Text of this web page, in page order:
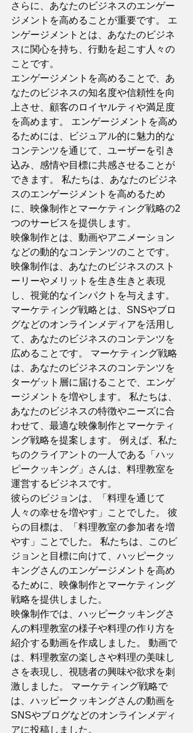
さらに、あなたのビジネスのエンゲー
ジメントを高めることが重要です。 エ
ンゲージメントとは、あなたのビジネ
スに関心を持ち、行動を起こす人々の
ことです。
エンゲージメントを高めることで、あ
なたのビジネスの知名度や信頼性を向
上させ、顧客のロイヤルティや満足度
を高めます。 エンゲージメントを高め
るためには、ビジュアル的に魅力的な
コンテンツを通じて、ユーザーを引き
込み、感情や目標に共感させることが
できます。 私たちは、あなたのビジネ
スのエンゲージメントを高めるため
に、映像制作とマーケティング戦略の2
つのサービスを提供します。
映像制作とは、動画やアニメーション
などの動的なコンテンツのことです。
映像制作は、あなたのビジネスのスト
ーリーやメリットを生き生きと表現
し、視覚的なインパクトを与えます。
マーケティング戦略とは、SNSやブロ
グなどのオンラインメディアを活用し
て、あなたのビジネスのコンテンツを
広めることです。 マーケティング戦略
は、あなたのビジネスのコンテンツを
ターゲット層に届けることで、エンゲ
ージメントを増やします。 私たちは、
あなたのビジネスの特徴やニーズに合
わせて、最適な映像制作とマーケティ
ング戦略を提案します。 例えば、私た
ちのクライアントの一人である「ハッ
ピークッキング」さんは、料理教室を
運営するビジネスです。
彼らのビジョンは、「料理を通じて
人々の幸せを増やす」ことでした。 彼
らの目標は、「料理教室の参加者を増
やす」ことでした。 私たちは、このビ
ジョンと目標に向けて、ハッピークッ
キングさんのエンゲージメントを高め
るために、映像制作とマーケティング
戦略を提供しました。
映像制作では、ハッピークッキングさ
んの料理教室の様子や料理の作り方を
紹介する動画を作成しました。 動画で
は、料理教室の楽しさや料理の美味し
さを表現し、視聴者の興味や欲求を刺
激しました。 マーケティング戦略で
は、ハッピークッキングさんの動画を
SNSやブログなどのオンラインメディ
アに投稿しました。